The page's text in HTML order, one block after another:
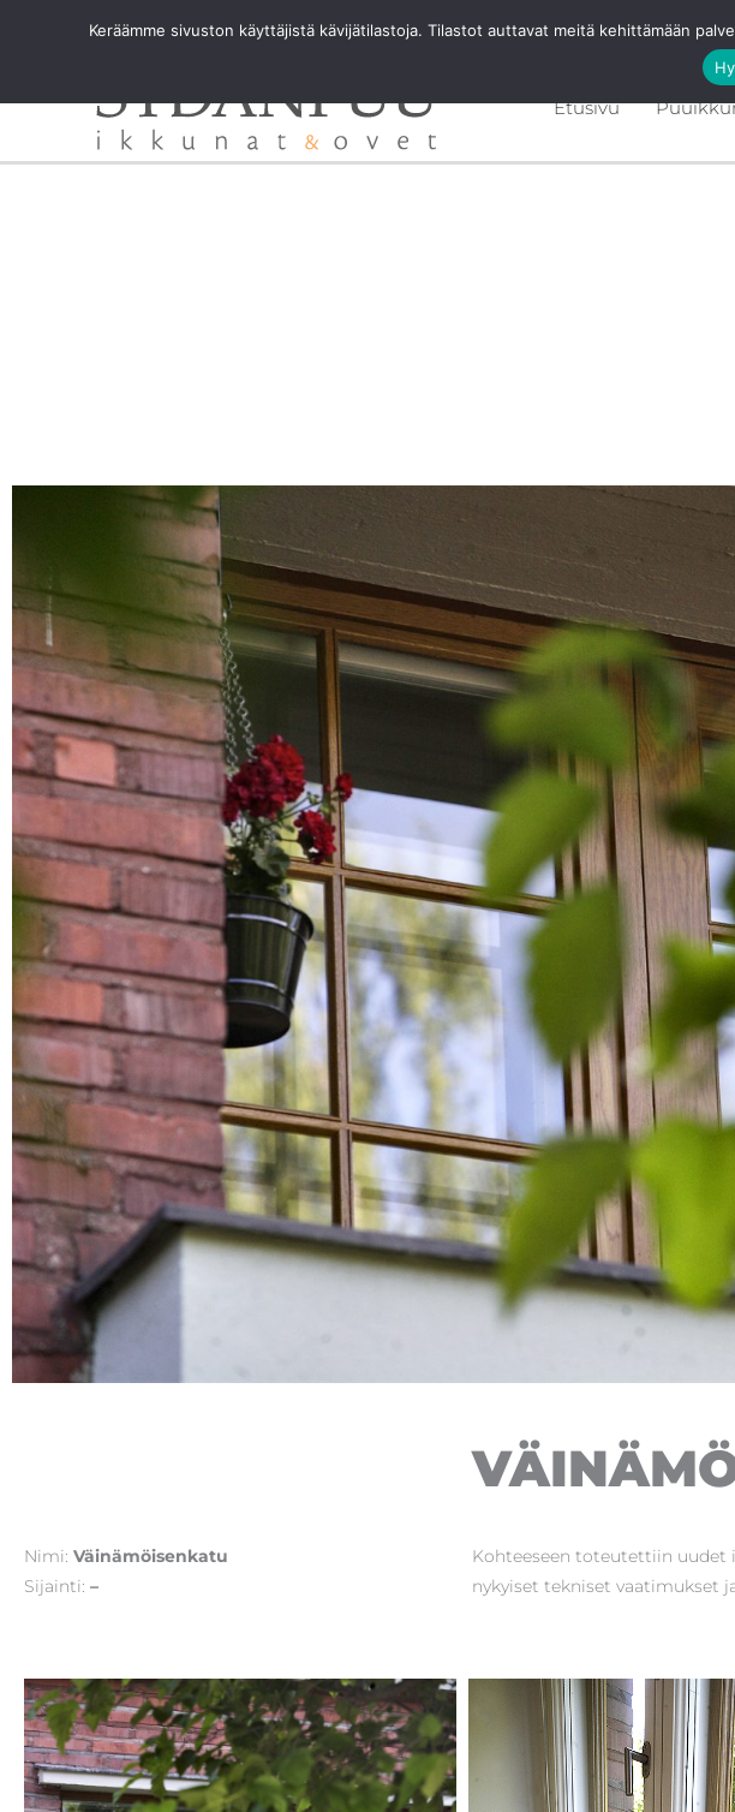
Etusivu
Nimi: Väinämöisenkatu
Sijainti: –
Kohteeseen toteutettiin uudet
nykyiset tekniset vaatimukset
Keräämme sivuston käyttäjistä kävijätilastoja. Tilastot auttavat meitä kehittämään